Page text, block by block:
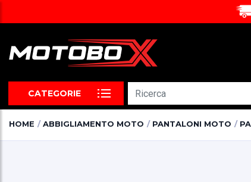
CATEGORIE
HOME ABBIGLIAMENTO MOTO PANTALONI MOTO